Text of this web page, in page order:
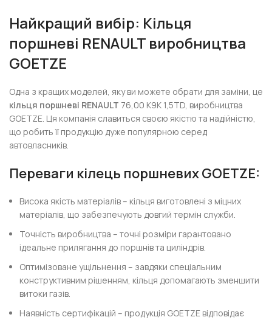
Найкращий вибір: Кільця
поршневі RENAULT виробництва
GOETZE
Одна з кращих моделей, яку ви можете обрати для заміни, це
кільця поршневі RENAULT 76,00 K9K 1,5TD, виробництва
GOETZE. Ця компанія славиться своєю якістю та надійністю,
що робить її продукцію дуже популярною серед
автовласників.
Переваги кілець поршневих GOETZE:
Висока якість матеріалів – кільця виготовлені з міцних
матеріалів, що забезпечують довгий термін служби.
Точність виробництва – точні розміри гарантовано
ідеальне прилягання до поршнів та циліндрів.
Оптимізоване ущільнення – завдяки спеціальним
конструктивним рішенням, кільця допомагають зменшити
витоки газів.
Наявність сертифікацій – продукція GOETZE відповідає